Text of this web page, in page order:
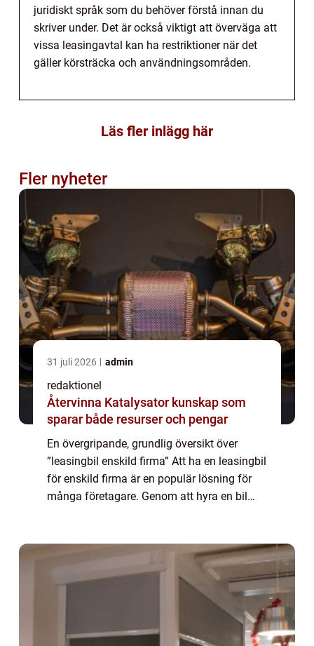
juridiskt språk som du behöver förstå innan du
skriver under. Det är också viktigt att överväga att
vissa leasingavtal kan ha restriktioner när det
gäller körsträcka och användningsområden.
Läs fler inlägg här
Fler nyheter
31 juli 2026 admin
redaktionel
Återvinna Katalysator kunskap som
sparar både resurser och pengar
En övergripande, grundlig översikt över
”leasingbil enskild firma” Att ha en leasingbil
för enskild firma är en populär lösning för
många företagare. Genom att hyra en bil